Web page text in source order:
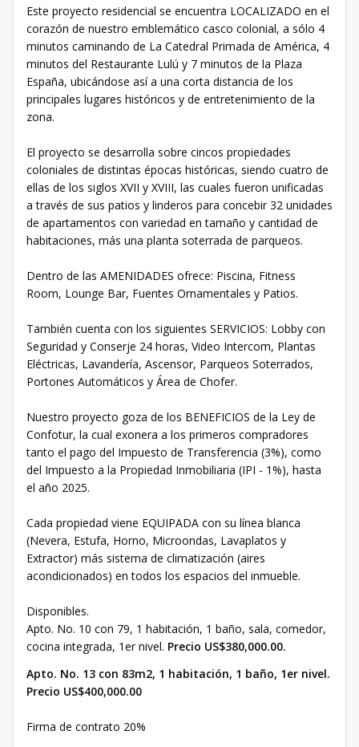
Este proyecto residencial se encuentra LOCALIZADO en el
corazón de nuestro emblemático casco colonial, a sólo 4
minutos caminando de La Catedral Primada de América, 4
minutos del Restaurante Lulú y 7 minutos de la Plaza
España, ubicándose así a una corta distancia de los
principales lugares históricos y de entretenimiento de la
zona.
El proyecto se desarrolla sobre cincos propiedades
coloniales de distintas épocas históricas, siendo cuatro de
ellas de los siglos XVII y XVIII, las cuales fueron unificadas
a través de sus patios y linderos para concebir 32 unidades
de apartamentos con variedad en tamaño y cantidad de
habitaciones, más una planta soterrada de parqueos.
Dentro de las AMENIDADES ofrece: Piscina, Fitness
Room, Lounge Bar, Fuentes Ornamentales y Patios.
También cuenta con los siguientes SERVICIOS: Lobby con
Seguridad y Conserje 24 horas, Video Intercom, Plantas
Eléctricas, Lavandería, Ascensor, Parqueos Soterrados,
Portones Automáticos y Área de Chofer.
Nuestro proyecto goza de los BENEFICIOS de la Ley de
Confotur, la cual exonera a los primeros compradores
tanto el pago del Impuesto de Transferencia (3%), como
del Impuesto a la Propiedad Inmobiliaria (IPI - 1%), hasta
el año 2025.
Cada propiedad viene EQUIPADA con su línea blanca
(Nevera, Estufa, Horno, Microondas, Lavaplatos y
Extractor) más sistema de climatización (aires
acondicionados) en todos los espacios del inmueble.
Disponibles.
Apto. No. 10 con 79, 1 habitación, 1 baño, sala, comedor,
cocina integrada, 1er nivel. Precio US$380,000.00.
Apto. No. 13 con 83m2, 1 habitación, 1 baño, 1er nivel.
Precio US$400,000.00
Firma de contrato 20%